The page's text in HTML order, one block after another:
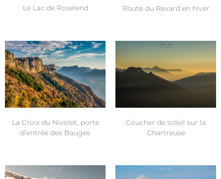
Le Lac de Roselend Route du Revard en hiver
La Croix du Nivolet, porte
d’entrée des Bauges
Coucher de soleil sur la
Chartreuse